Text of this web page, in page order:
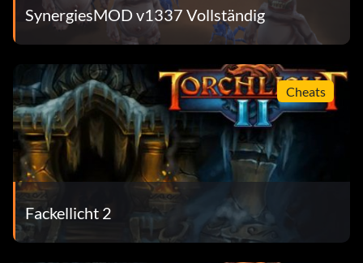
SynergiesMOD v1337 Vollständig
Cheats
Fackellicht 2